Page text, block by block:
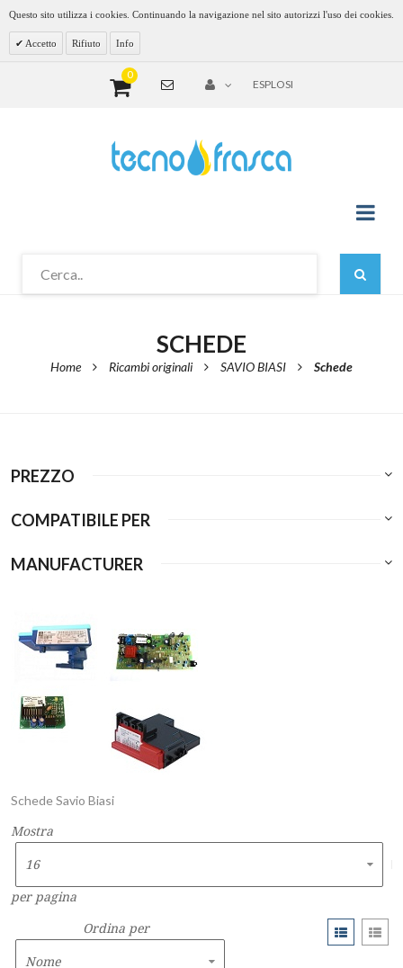
Questo sito utilizza i cookies. Continuando la navigazione nel sito autorizzi l'uso dei cookies.
Accetto Rifiuto Info
0
ESPLOSI
SCHEDE
Home Ricambi originali SAVIO BIASI Schede
PREZZO
COMPATIBILE PER
MANUFACTURER
Schede Savio Biasi
Mostra
per pagina
Ordina per